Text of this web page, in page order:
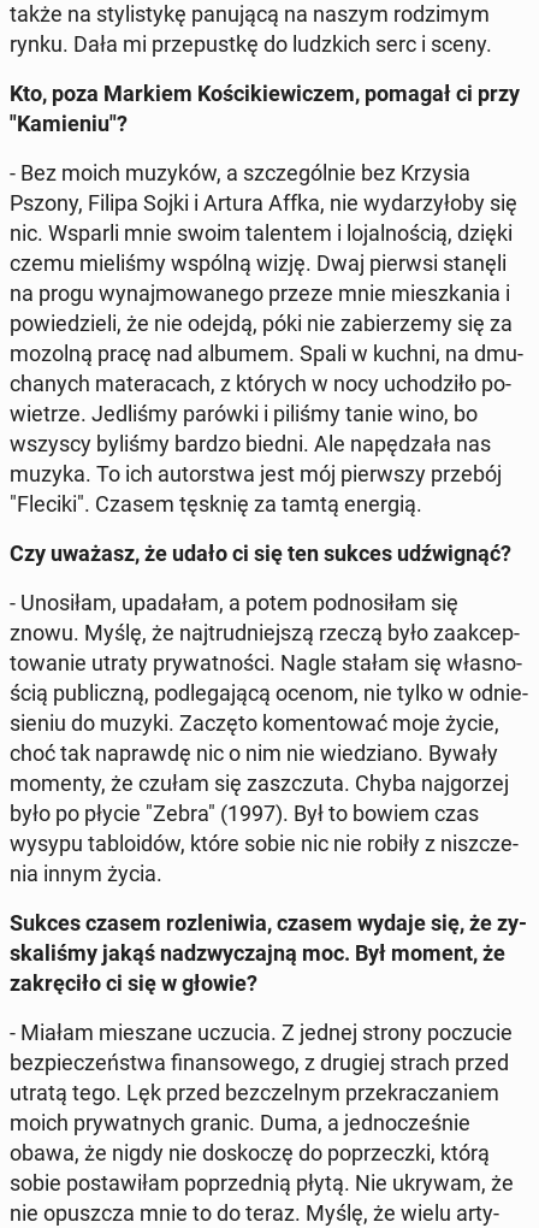
także na sty­li­sty­kę pa­nu­ją­cą na naszym ro­dzi­mym
rynku. Dała mi prze­pust­kę do ludz­kich serc i sceny.
Kto, poza Markiem Ko­ści­kie­wi­czem, pomagał ci przy
"Ka­mie­niu"?
- Bez moich muzyków, a szcze­gól­nie bez Krzysia
Pszony, Filipa Sojki i Artura Affka, nie wy­da­rzy­ło­by się
nic. Wsparli mnie swoim ta­len­tem i lo­jal­no­ścią, dzięki
czemu mie­li­śmy wspólną wizję. Dwaj pierwsi stanęli
na progu wy­naj­mo­wa­ne­go przeze mnie miesz­ka­nia i
po­wie­dzie­li, że nie odejdą, póki nie za­bie­rze­my się za
mozolną pracę nad albumem. Spali w kuchni, na dmu­
cha­nych ma­te­ra­cach, z których w nocy ucho­dzi­ło po­
wie­trze. Je­dli­śmy parówki i piliśmy tanie wino, bo
wszyscy byliśmy bardzo biedni. Ale na­pę­dza­ła nas
muzyka. To ich au­tor­stwa jest mój pierw­szy przebój
"Fleciki". Czasem tęsknię za tamtą energią.
Czy uważasz, że udało ci się ten sukces udźwi­gnąć?
- Uno­si­łam, upa­da­łam, a potem pod­no­si­łam się
znowu. Myślę, że naj­trud­niej­szą rzeczą było za­ak­cep­
to­wa­nie utraty pry­wat­no­ści. Nagle stałam się wła­sno­
ścią pu­blicz­ną, pod­le­ga­ją­cą ocenom, nie tylko w od­nie­
sie­niu do muzyki. Zaczęto ko­men­to­wać moje życie,
choć tak na­praw­dę nic o nim nie wie­dzia­no. Bywały
momenty, że czułam się za­szczu­ta. Chyba naj­go­rzej
było po płycie "Zebra" (1997). Był to bowiem czas
wysypu ta­blo­idów, które sobie nic nie robiły z nisz­cze­
nia innym życia.
Sukces czasem roz­le­ni­wia, czasem wydaje się, że zy­
ska­li­śmy jakąś nad­zwy­czaj­ną moc. Był moment, że
za­krę­ci­ło ci się w głowie?
- Miałam mie­sza­ne uczucia. Z jednej strony po­czu­cie
bez­pie­czeń­stwa fi­nan­so­we­go, z drugiej strach przed
utratą tego. Lęk przed bez­czel­nym prze­kra­cza­niem
moich pry­wat­nych granic. Duma, a jed­no­cze­śnie
obawa, że nigdy nie do­sko­czę do po­przecz­ki, którą
sobie po­sta­wi­łam po­przed­nią płytą. Nie ukrywam, że
nie opusz­cza mnie to do teraz. Myślę, że wielu ar­ty­